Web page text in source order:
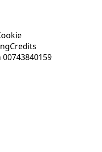
Credits